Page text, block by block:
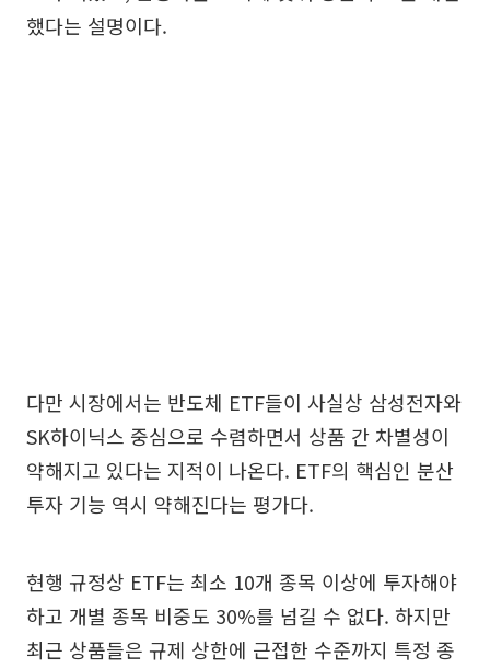
했다는 설명이다.
다만 시장에서는 반도체 ETF들이 사실상 삼성전자와
SK하이닉스 중심으로 수렴하면서 상품 간 차별성이
약해지고 있다는 지적이 나온다. ETF의 핵심인 분산
투자 기능 역시 약해진다는 평가다.
현행 규정상 ETF는 최소 10개 종목 이상에 투자해야
하고 개별 종목 비중도 30%를 넘길 수 없다. 하지만
최근 상품들은 규제 상한에 근접한 수준까지 특정 종